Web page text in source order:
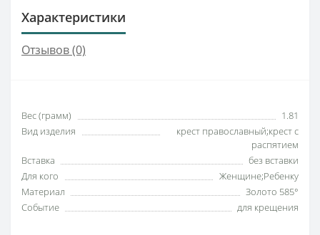
Характеристики
Отзывов (0)
Вес (грамм)
1.81
Вид изделия
крест православный;крест с
распятием
Вставка
без вставки
Для кого
Женщине;Ребенку
Материал
Золото 585°
Событие
для крещения